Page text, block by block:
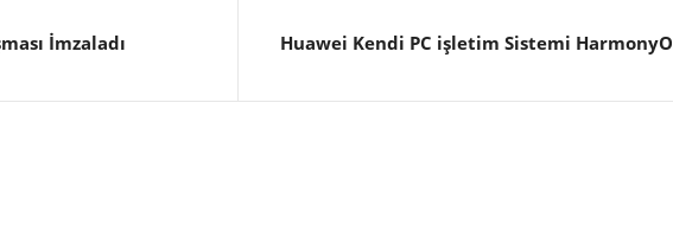
İmzaladı Huawei Kendi PC işletim Sistemi